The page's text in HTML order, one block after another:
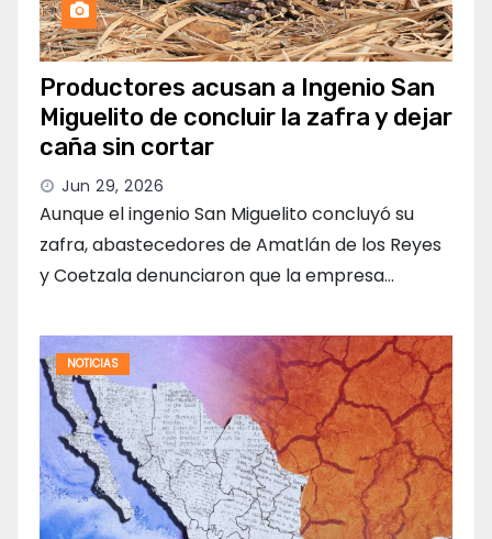
Productores acusan a Ingenio San
Miguelito de concluir la zafra y dejar
caña sin cortar
Jun 29, 2026
Aunque el ingenio San Miguelito concluyó su
zafra, abastecedores de Amatlán de los Reyes
y Coetzala denunciaron que la empresa…
NOTICIAS